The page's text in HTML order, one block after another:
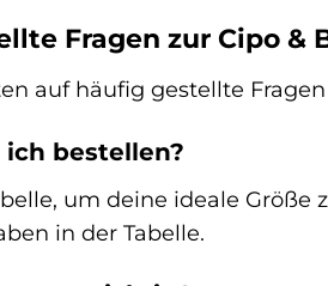
Fragen zur Cipo &
auf häufig gestellte
ich bestellen?
um deine ideale
in der Tabelle.